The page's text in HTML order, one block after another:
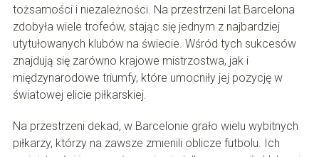
tożsamości i niezależności. Na przestrzeni lat Barcelona
zdobyła wiele trofeów, stając się jednym z najbardziej
utytułowanych klubów na świecie. Wśród tych sukcesów
znajdują się zarówno krajowe mistrzostwa, jak i
międzynarodowe triumfy, które umocniły jej pozycję w
światowej elicie piłkarskiej.
Na przestrzeni dekad, w Barcelonie grało wielu wybitnych
piłkarzy, którzy na zawsze zmienili oblicze futbolu. Ich